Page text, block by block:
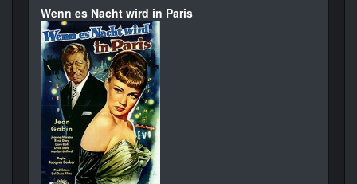
Wenn es Nacht wird in Paris